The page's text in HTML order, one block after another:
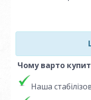
Чому варто
Наша